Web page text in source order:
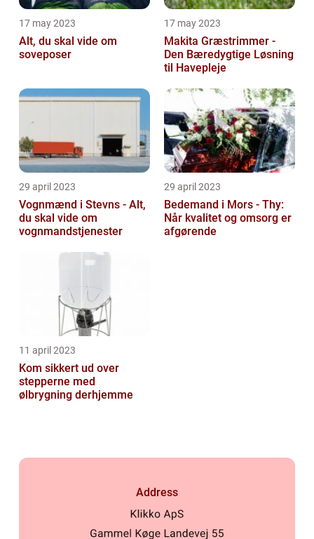
17 may 2023
Alt, du skal vide om
soveposer
17 may 2023
Makita Græstrimmer -
Den Bæredygtige Løsning
til Havepleje
29 april 2023
Vognmænd i Stevns - Alt,
du skal vide om
vognmandstjenester
29 april 2023
Bedemand i Mors - Thy:
Når kvalitet og omsorg er
afgørende
11 april 2023
Kom sikkert ud over
stepperne med
ølbrygning derhjemme
Address